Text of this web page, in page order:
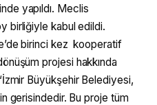
yapıldı. Meclis
birliğiyle kabul edildi.
birinci kez kooperatif
projesi hakkında
Büyükşehir Belediyesi,
gerisindedir. Bu proje tüm